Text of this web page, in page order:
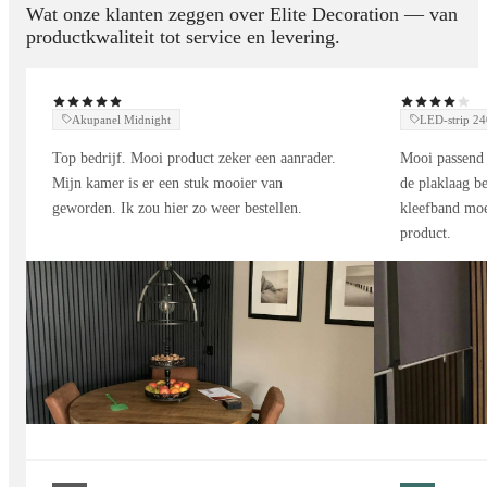
tegels
marmerlook
details
Ditmarmer wandpaneel
geeft elke ruimte een chique en tijdloze
uitstraling.
Beschikbare afmetingen
Afmeting:
280 x 122 cm
Wat onze klanten zeggen over Elite Decoration — van
productkwaliteit tot service en levering.
Akupanel Midnight
Top bedrijf. Mooi product zeker een aanrader.
Mijn kamer is er een stuk mooier van
geworden. Ik zou hier zo weer bestellen.
LED-strip
Mooi
de plaklaag
kleefband
product.